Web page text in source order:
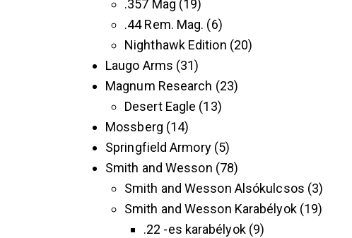
.357 Mag 19
.44 Rem. Mag.
6
Nighthawk Edition 20
Laugo Arms 31
Magnum Research 23
Desert Eagle 13
Mossberg 14
Springfield Armory 5
Smith and Wesson 78
Smith and Wesson Alsókulcsos 3
Smith and Wesson Karabélyok 19
.22 -es karabélyok 9